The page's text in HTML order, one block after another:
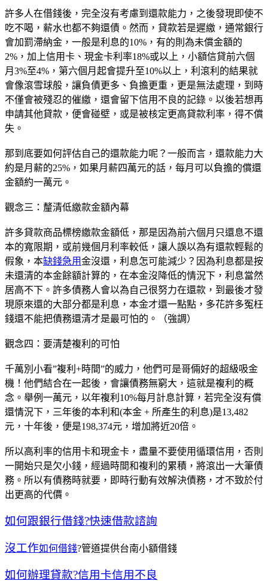
許多人在借錢後，完全沒有考慮到還款能力，之後發現即使不
吃不喝，薪水也都不夠還債。然而，貸款若是遲繳，通常銀行
會加罰滯納金，一般是利息的10%，有的則為未償金額的
2%，加上信用卡、現金卡利率18%或以上，小額信貸前六個
月3%至4%，第六個月起會提升至10%以上，利滾利的結果就
會像滾雪球般，讓負債更多、負擔更重，更是無法處理，到時
不僅會被殘忍的催繳，還會留下信用不良的記錄。以後若想再
申請其他貸款，便會碰壁，或是被核定更高貸款利率，得不償
失。
那到底要如何評估自己的還款能力呢？一般而言，還款能力大
約是月薪的25%，如果月薪四萬元的話，每月可以負擔的償還
金額約一萬元。
觀念三：釐清低繳款金額內幕
許多貸款商品標榜繳款金額低，那是因為前六個月只還息不還
本的寬限期，或前幾個月利率較低，讓人誤以為有還款輕鬆的
假象，本缺錢急用金沒還，利息怎可能減少？因為利息都是按
未還清的本金餘額計算的，在本金沒降低的情況下，利息當然
居高不下。許多債務人會以為自己很努力在還款，到最後才發
現原來還的大部分都是利息，本金才還一點點，多花許多冤枉
錢還不能把債務還清才是最可怕的。（強調）
觀念四：要清楚複利的可怕
千萬別小看”複利+時間”的威力，他們可是哥倆好的超級吸金
機！他們結合在一起後，會讓債務無窮大，這就是複利的概
念。舉例一萬元，以年複利10%每月計息計算，若完全沒有償
還情況下，三年後的本利和(本金 + 所產生的利息)是13,482
元，十年後，便是198,374元，增加將近20倍。
所以高利率的信用卡和現金卡，盡量不要使用循環信用，否則
一開始只是欠小錢，經過時間和複利的累積，將滾出一大筆債
務。所以有債務時就要，即時行動有效解決債務，才不致於付
出更高的代價。
如何跟銀行借錢?快速借款諮詢
沒工作如何借錢?管道提供台南小額借錢
如何辦理貸款?信用卡信用不良